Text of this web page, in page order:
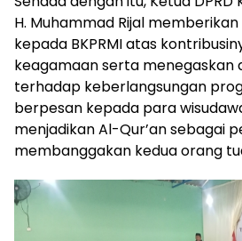
H. Muhammad Rijal
kepada BKPRMI atas
keagamaan serta menegaskan
terhadap keberlangsungan
berpesan kepada para
menjadikan Al-Qur’an sebagai
membanggakan kedua orang